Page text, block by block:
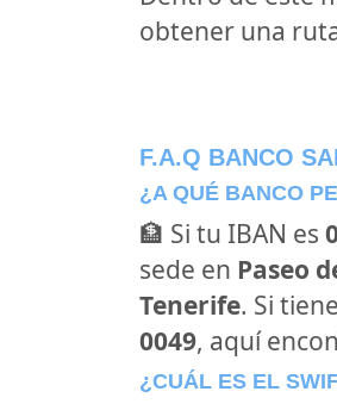
obtener una
F.A.Q BANCO
¿A QUÉ BANCO
🏦 Si tu IBAN es
sede en Paseo
Tenerife. Si
0049, aquí
¿CUÁL ES EL